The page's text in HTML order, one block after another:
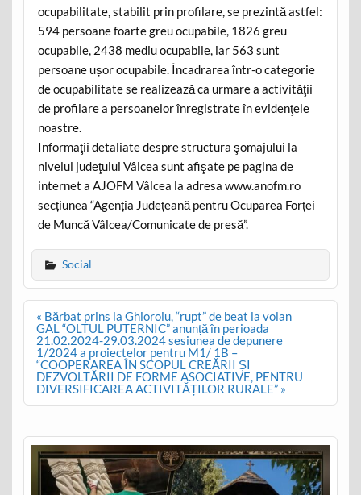
ocupabilitate, stabilit prin profilare, se prezintă astfel:
594 persoane foarte greu ocupabile, 1826 greu
ocupabile, 2438 mediu ocupabile, iar 563 sunt
persoane ușor ocupabile. Încadrarea într-o categorie
de ocupabilitate se realizează ca urmare a activităţii
de profilare a persoanelor înregistrate în evidenţele
noastre.
Informaţii detaliate despre structura şomajului la
nivelul judeţului Vâlcea sunt afişate pe pagina de
internet a AJOFM Vâlcea la adresa www.anofm.ro
secțiunea “Agenția Județeană pentru Ocuparea Forței
de Muncă Vâlcea/Comunicate de presă”.
Social
Post
navigation
« Bărbat prins la Ghioroiu, “rupt” de beat la volan
GAL “OLTUL PUTERNIC” anunță în perioada
21.02.2024-29.03.2024 sesiunea de depunere
1/2024 a proiectelor pentru M1/ 1B –
“COOPERAREA ÎN SCOPUL CREĂRII ȘI
DEZVOLTĂRII DE FORME ASOCIATIVE, PENTRU
DIVERSIFICAREA ACTIVITĂȚILOR RURALE” »